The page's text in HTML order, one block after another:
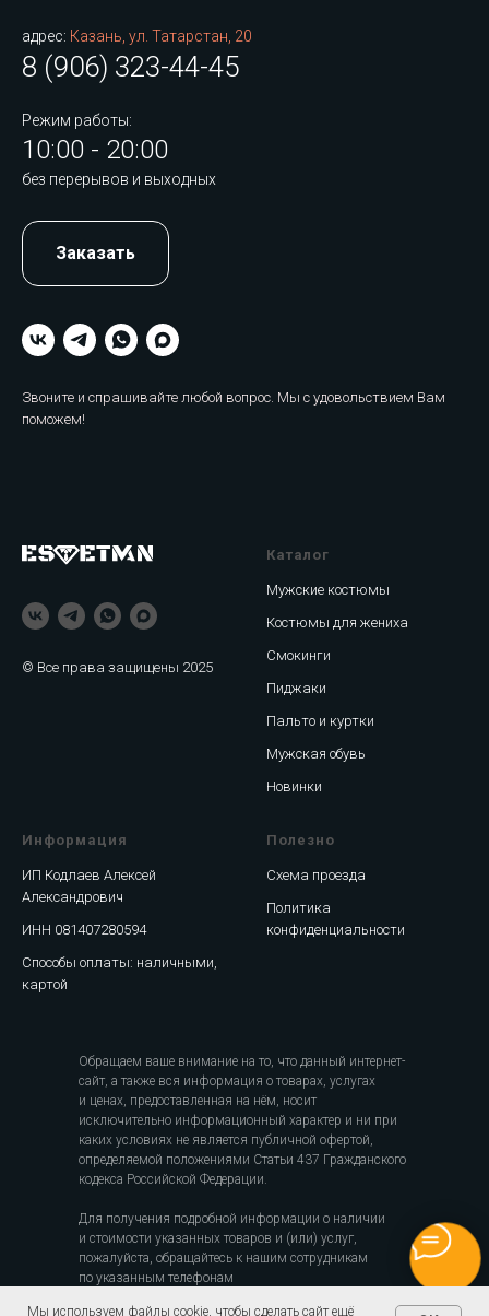
адрес: Казань, ул. Татарстан, 20
8 (906) 323-44-45
Режим работы:
10:00 - 20:00
без перерывов и выходных
Заказать
Звоните и спрашивайте любой вопрос. Мы с удовольствием Вам
поможем!
© Все права защищены 2025
Каталог
Мужские костюмы
Костюмы для жениха
Смокинги
Пиджаки
Пальто и куртки
Мужская обувь
Новинки
Информация
ИП Кодлаев Алексей
Александрович
ИНН 081407280594
Способы оплаты: наличными,
картой
Полезно
Схема проезда
Политика
конфиденциальности
Обращаем ваше внимание на то, что данный интернет-
сайт, а также вся информация о товарах, услугах
и ценах, предоставленная на нём, носит
исключительно информационный характер и ни при
каких условиях не является публичной офертой,
определяемой положениями Статьи 437 Гражданского
кодекса Российской Федерации.
Для получения подробной информации о наличии
и стоимости указанных товаров и (или) услуг,
пожалуйста, обращайтесь к нашим сотрудникам
по указанным телефонам
Мы используем файлы cookie, чтобы сделать сайт ещё